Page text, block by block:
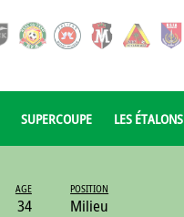
SUPERCOUPE LES ÉTALONS
AGE
34
POSITION
Milieu